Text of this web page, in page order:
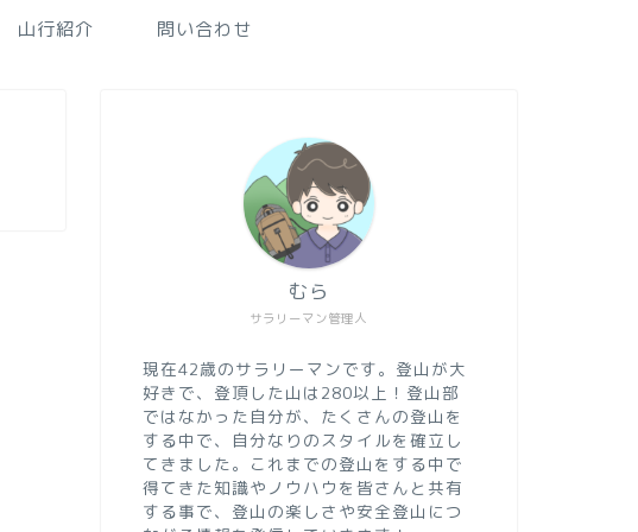
山行紹介 問い合わせ
サラリーマン管理人
むら
現在42歳のサラリーマンです。登山が大
好きで、登頂した山は280以上！登山部
ではなかった自分が、たくさんの登山を
する中で、自分なりのスタイルを確立し
てきました。これまでの登山をする中で
得てきた知識やノウハウを皆さんと共有
する事で、登山の楽しさや安全登山につ